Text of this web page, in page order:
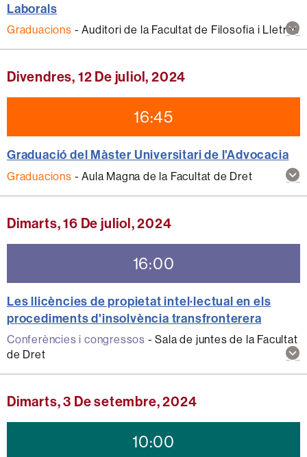
Laborals
Graduacions -Auditori de la Facultat de Filosofia i Lletres
Divendres, 12 De juliol, 2024
16:45
Graduació del Màster Universitari de l'Advocacia
Graduacions -Aula Magna de la Facultat de Dret
Dimarts, 16 De juliol, 2024
16:00
Les llicències de propietat intel·lectual en els
procediments d'insolvència transfronterera
Conferències i congressos -Sala de juntes de la Facultat
de Dret
Dimarts, 3 De setembre, 2024
10:00